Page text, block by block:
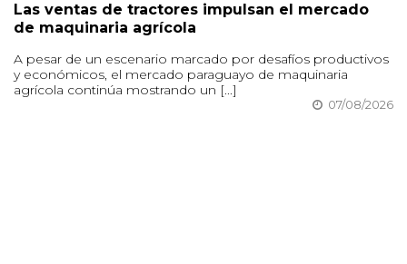
Las ventas de tractores impulsan el mercado
de maquinaria agrícola
A pesar de un escenario marcado por desafíos productivos
y económicos, el mercado paraguayo de maquinaria
agrícola continúa mostrando un [...]
07/08/2026